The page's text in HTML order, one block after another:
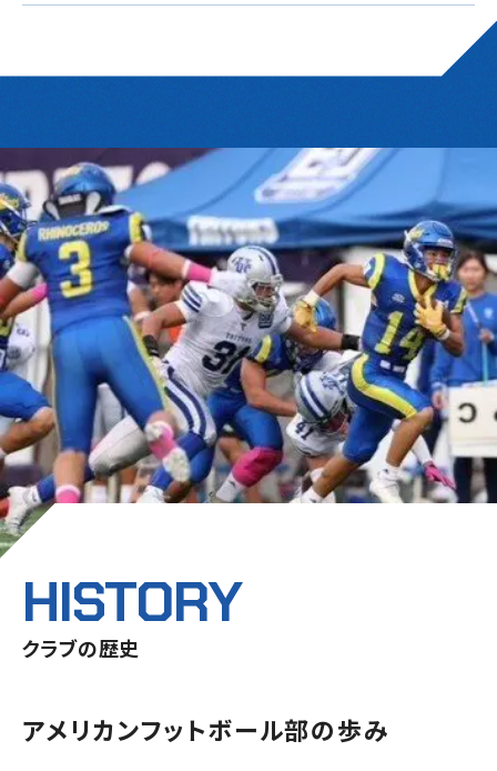
HISTORY
クラブの歴史
アメリカンフットボール部の歩み